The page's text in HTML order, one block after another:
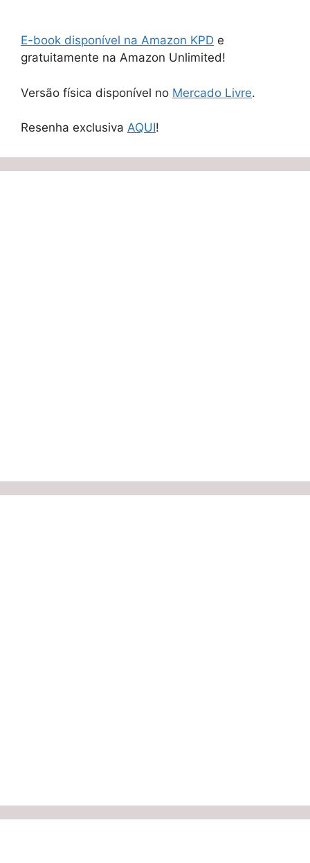
E-book disponível na Amazon KPD e
gratuitamente na Amazon Unlimited!
Versão física disponível no Mercado Livre.
Resenha exclusiva AQUI!